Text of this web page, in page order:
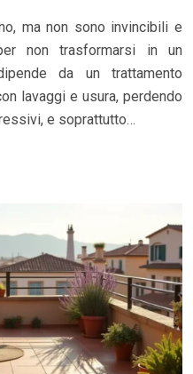
ma non sono invincibili e
non trasformarsi in un
da un trattamento
lavaggi e usura, perdendo
e soprattutto…